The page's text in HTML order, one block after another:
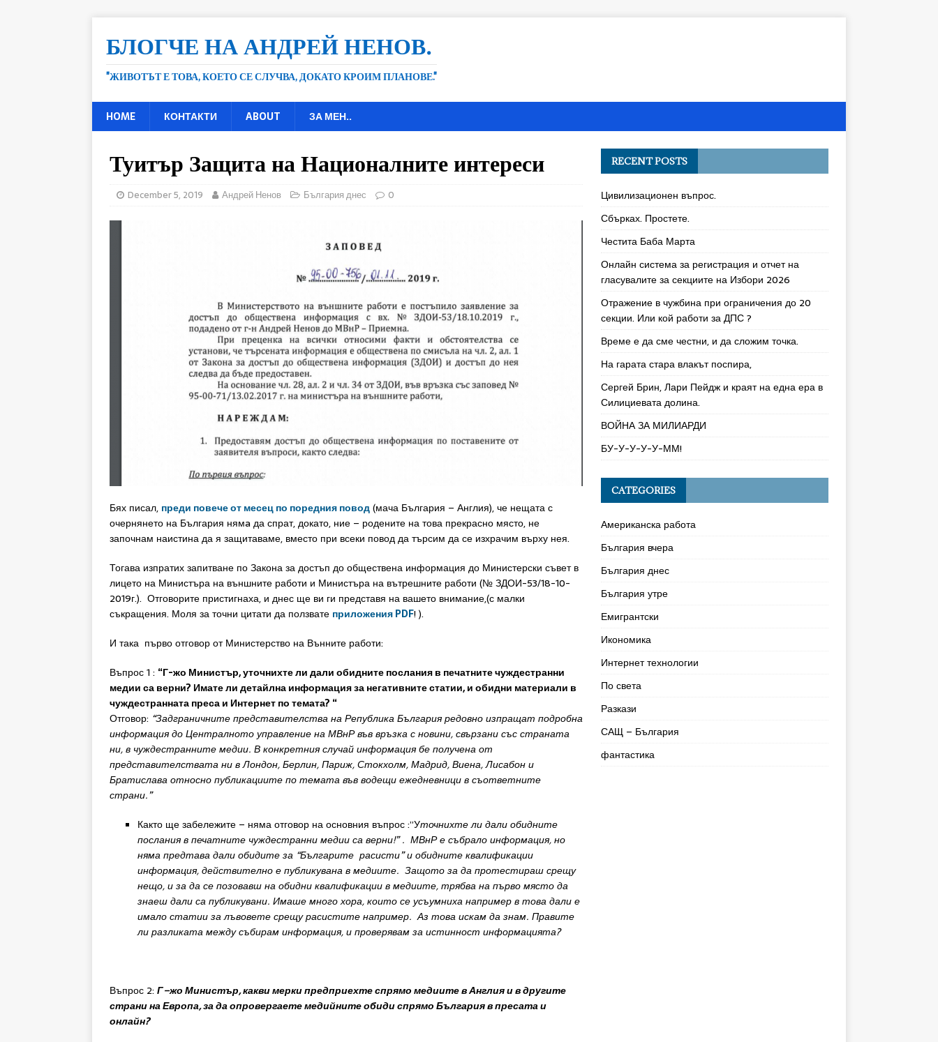
БЛОГЧЕ НА АНДРЕЙ НЕНОВ.
"ЖИВОТЪТ Е ТОВА, КОЕТО СЕ СЛУЧВА, ДОКАТО КРОИМ ПЛАНОВЕ."
HOME КОНТАКТИ ABOUT ЗА МЕН..
Туитър Защита на Националните интереси
December 5, 2019 Андрей Ненов България днес 0
Бях писал, преди повече от месец по поредния повод(мача България – Англия), че нещата с
очернянето на България нямa да спрат, докато, ние – родените на това прекрасно място, не
започнам наистина да я защитаваме, вместо при всеки повод да търсим да се изхрачим върху нея.
Тогава изпратих запитване по Закона за достъп до обществена информация до Министерски съвет в
лицето на Министъра на външните работи и Министъра на вътрешните работи (№ ЗДОИ-53/18-10-
2019г.). Отговорите пристигнаха, и днес ще ви ги представя на вашето внимание,(с малки
съкращения. Моля за точни цитати да ползвате приложения PDF! ).
И така първо отговор от Министерство на Вънните работи:
Въпрос 1 : “Г-жо Министър, уточнихте ли дали обидните послания в печатните чуждестранни
медии са верни? Имате ли детайлна информация за негативните статии, и обидни материали в
чуждестранната преса и Интернет по темата? “
Отговор: “ЗадграничнитепредставителстванаРепубликаБългарияредовноизпращат подробна
информациядоЦентралнотоуправлениенаМВнРвъввръзкасновини,свързанисъсстраната
ни,в чуждестраннитемедии. Вконкретния случайинформациябеполученаот
представителстватанивЛондон,Берлин,Париж,Стокхолм,Мадрид,Виена,Лисабони
Братиславаотноснопубликациитепотематавъвводещиежедневницивсъответните
страни.”
Както ще забележите – няма отговор на основния въпрос :”Уточнихтелидалиобидните
посланиявпечатните чуждестраннимедиисаверни!” . МВнР е събрало информация, но
няма предтава дали обидите за “Българите расисти” и обидните квалификации
информация, действително е публикувана в медиите. Защото за да протестираш срещу
нещо, и за да се позовавш на обидни квалификации в медиите, трябва на първо място да
знаеш дали са публикувани. Имаше много хора, които се усъумниха например в това дали е
имало статии за лъвовете срещу расистите например. Аз това искам да знам. Правите
ли разликата между събирам информация, и проверявам за истинност информацията?
Въпрос 2: Г–жоМинистър,каквимеркипредприехтеспрямомедиитевАнглияи вдругите
странинаЕвропа,задаопровергаетемедийнитеобидиспрямоБългариявпресатаи
онлайн?
RECENT POSTS
Цивилизационен въпрос.
Сбърках. Простете.
Честита Баба Марта
Онлайн система за регистрация и отчет на
гласувалите за секциите на Избори 2026
Отражение в чужбина при ограничения до 20
секции. Или кой работи за ДПС ?
Време е да сме честни, и да сложим точка.
На гарата стара влакът поспира,
Сергей Брин, Лари Пейдж и краят на една ера в
Силициевата долина.
ВОЙНА ЗА МИЛИАРДИ
БУ-У-У-У-У-ММ!
CATEGORIES
Американска работа
България вчера
България днес
България утре
Емигрантски
Икономика
Интернет технологии
По света
Разкази
САЩ – България
фантастика